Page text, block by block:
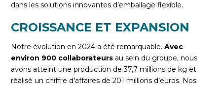
dans les solutions innovantes d’emballage flexible.
CROISSANCE ET EXPANSION
Notre évolution en 2024 a été remarquable.Avec
environ 900 collaborateurs au sein du groupe, nous
avons atteint une production de 37,7 millions de kg et
réalisé un chiffre d’affaires de 201 millions d’euros. Nos